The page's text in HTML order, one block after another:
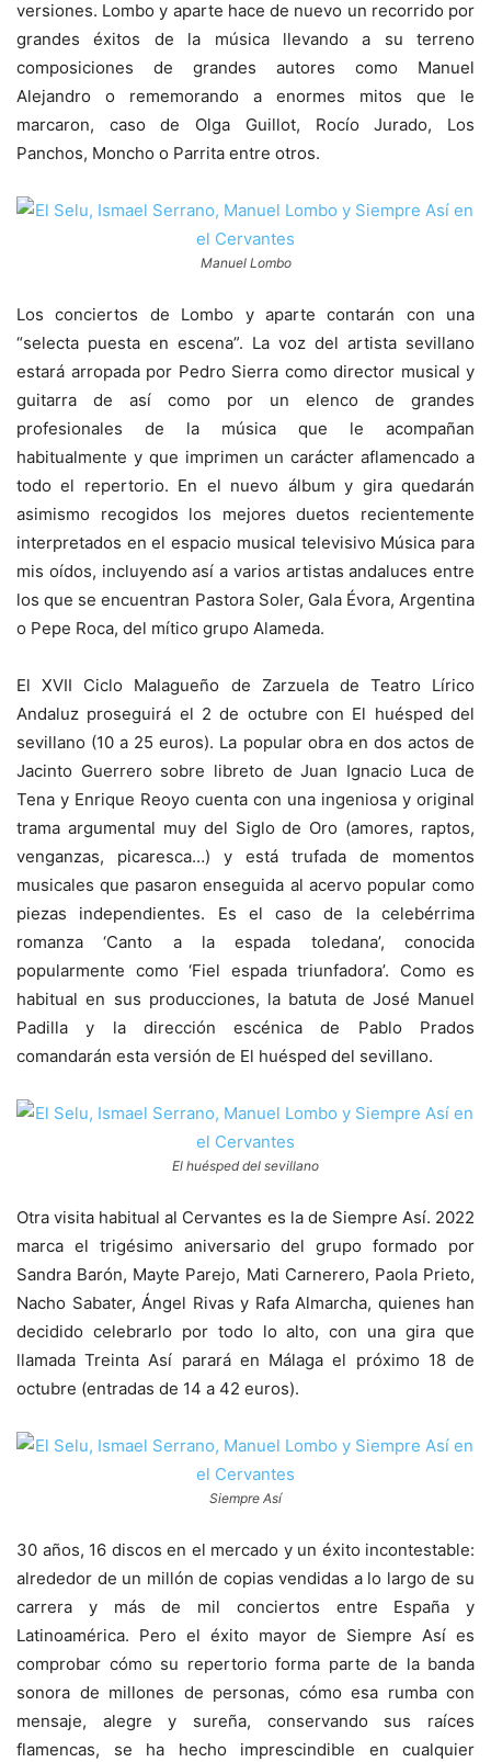
versiones. Lombo y aparte hace de nuevo un recorrido por
grandes éxitos de la música llevando a su terreno
composiciones de grandes autores como Manuel
Alejandro o rememorando a enormes mitos que le
marcaron, caso de Olga Guillot, Rocío Jurado, Los
Panchos, Moncho o Parrita entre otros.
Manuel Lombo
Los conciertos de Lombo y aparte contarán con una
“selecta puesta en escena”. La voz del artista sevillano
estará arropada por Pedro Sierra como director musical y
guitarra de así como por un elenco de grandes
profesionales de la música que le acompañan
habitualmente y que imprimen un carácter aflamencado a
todo el repertorio. En el nuevo álbum y gira quedarán
asimismo recogidos los mejores duetos recientemente
interpretados en el espacio musical televisivo Música para
mis oídos, incluyendo así a varios artistas andaluces entre
los que se encuentran Pastora Soler, Gala Évora, Argentina
o Pepe Roca, del mítico grupo Alameda.
El XVII Ciclo Malagueño de Zarzuela de Teatro Lírico
Andaluz proseguirá el 2 de octubre con El huésped del
sevillano (10 a 25 euros). La popular obra en dos actos de
Jacinto Guerrero sobre libreto de Juan Ignacio Luca de
Tena y Enrique Reoyo cuenta con una ingeniosa y original
trama argumental muy del Siglo de Oro (amores, raptos,
venganzas, picaresca…) y está trufada de momentos
musicales que pasaron enseguida al acervo popular como
piezas independientes. Es el caso de la celebérrima
romanza ‘Canto a la espada toledana’, conocida
popularmente como ‘Fiel espada triunfadora’. Como es
habitual en sus producciones, la batuta de José Manuel
Padilla y la dirección escénica de Pablo Prados
comandarán esta versión de El huésped del sevillano.
El huésped del sevillano
Otra visita habitual al Cervantes es la de Siempre Así. 2022
marca el trigésimo aniversario del grupo formado por
Sandra Barón, Mayte Parejo, Mati Carnerero, Paola Prieto,
Nacho Sabater, Ángel Rivas y Rafa Almarcha, quienes han
decidido celebrarlo por todo lo alto, con una gira que
llamada Treinta Así parará en Málaga el próximo 18 de
octubre (entradas de 14 a 42 euros).
Siempre Así
30 años, 16 discos en el mercado y un éxito incontestable:
alrededor de un millón de copias vendidas a lo largo de su
carrera y más de mil conciertos entre España y
Latinoamérica. Pero el éxito mayor de Siempre Así es
comprobar cómo su repertorio forma parte de la banda
sonora de millones de personas, cómo esa rumba con
mensaje, alegre y sureña, conservando sus raíces
flamencas, se ha hecho imprescindible en cualquier